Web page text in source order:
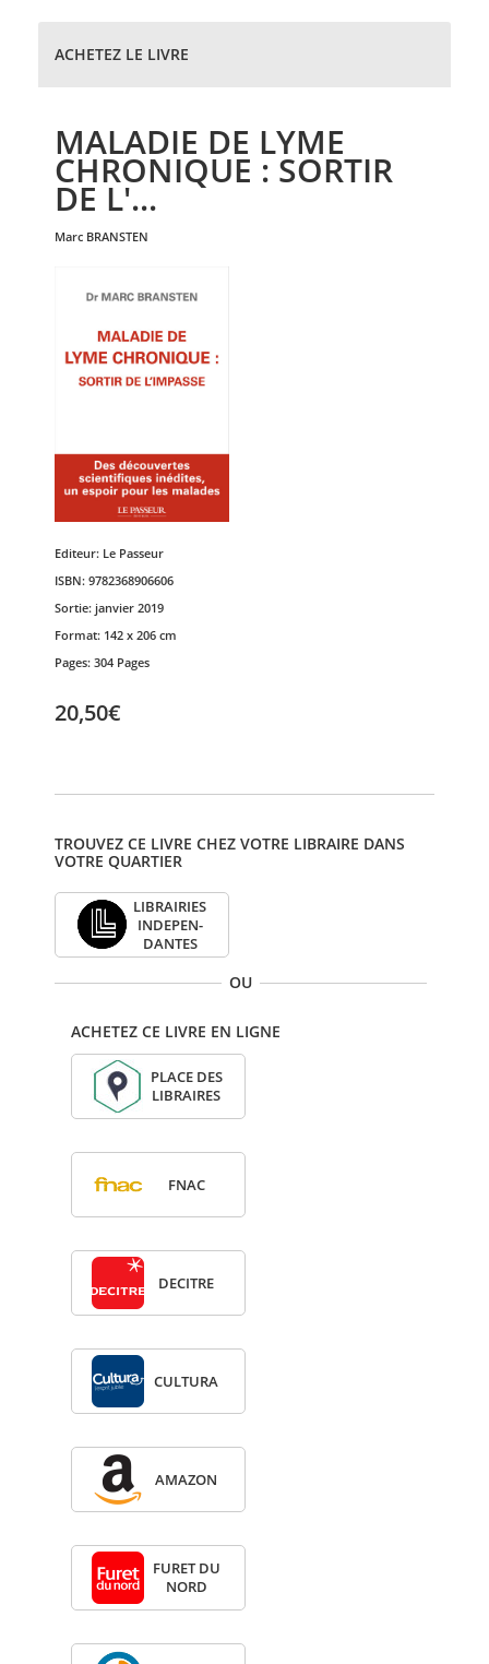
ACHETEZ LE LIVRE
MALADIE DE LYME
CHRONIQUE : SORTIR
DE L'...
marc BRANSTEN
Editeur: Le Passeur
ISBN: 9782368906606
Sortie: janvier 2019
Format: 142 x 206 cm
Pages: 304 Pages
20,50€
TROUVEZ CE LIVRE CHEZ VOTRE LIBRAIRE DANS
VOTRE QUARTIER
LIBRAI­RIES
INDE­PEN­
DANTES
OU
ACHETEZ CE LIVRE EN LIGNE
PLACE DES
LIBRAIRES
FNAC
DECITRE
CULTURA
AMA­ZON
FURET DU
NORD